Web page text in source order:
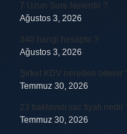
7 Uzun Sure Nelerdir ?
Ağustos 3, 2026
340 hangi hesaptır ?
Ağustos 3, 2026
Şirket KDV nereden ödenir
Temmuz 30, 2026
23 baklavalı sac fiyatı nedir
Temmuz 30, 2026